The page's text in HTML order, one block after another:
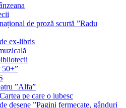
de proză scurtă ”Radu
ex-libris
50+”
”Alfa”
pe care o iubesc
desene ”Pagini fermecate, gânduri